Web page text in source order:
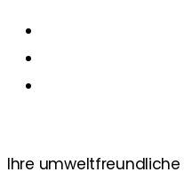
Ihre umweltfreundliche